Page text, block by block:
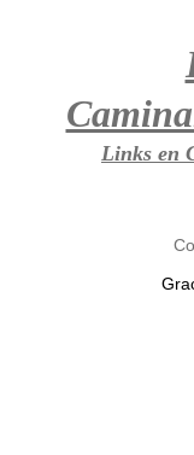
Links en